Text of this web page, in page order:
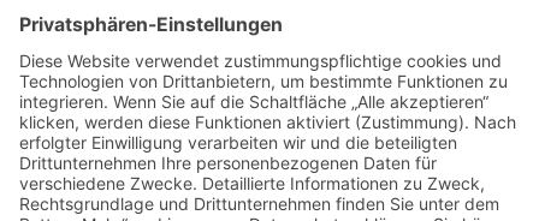
Das war: Munition im Meer
17.04.2026
Fahrtenprogramm 2026 ist fertig
12.10.2025
Darstellung verschiedener Orte innerhalb des